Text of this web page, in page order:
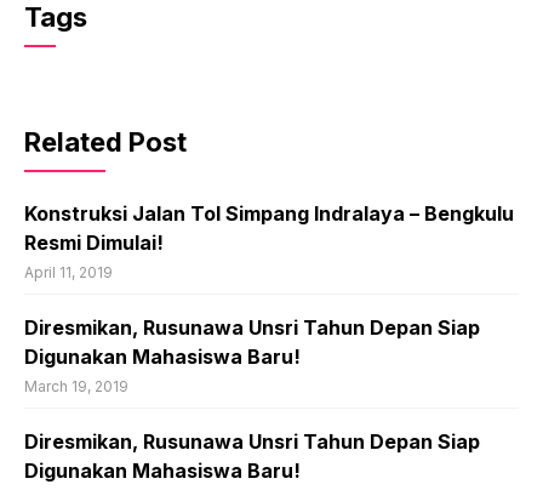
Tags
Related Post
Konstruksi Jalan Tol Simpang Indralaya – Bengkulu
Resmi Dimulai!
April 11, 2019
Diresmikan, Rusunawa Unsri Tahun Depan Siap
Digunakan Mahasiswa Baru!
March 19, 2019
Diresmikan, Rusunawa Unsri Tahun Depan Siap
Digunakan Mahasiswa Baru!